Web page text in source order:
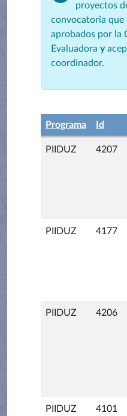
proyectos
convocatoria que
aprobados por la
Evaluadora y
coordinador.
Programa Id
PIIDUZ 4207
PIIDUZ 4177
PIIDUZ 4206
PIIDUZ 4101